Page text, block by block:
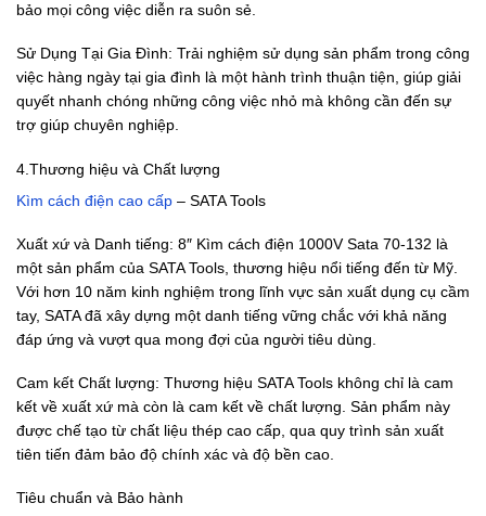
bảo mọi công việc diễn ra suôn sẻ.
Sử Dụng Tại Gia Đình: Trải nghiệm sử dụng sản phẩm trong công
việc hàng ngày tại gia đình là một hành trình thuận tiện, giúp giải
quyết nhanh chóng những công việc nhỏ mà không cần đến sự
trợ giúp chuyên nghiệp.
4.Thương hiệu và Chất lượng
Kìm cách điện cao cấp – SATA Tools
Xuất xứ và Danh tiếng: 8″ Kìm cách điện 1000V Sata 70-132 là
một sản phẩm của SATA Tools, thương hiệu nổi tiếng đến từ Mỹ.
Với hơn 10 năm kinh nghiệm trong lĩnh vực sản xuất dụng cụ cầm
tay, SATA đã xây dựng một danh tiếng vững chắc với khả năng
đáp ứng và vượt qua mong đợi của người tiêu dùng.
Cam kết Chất lượng: Thương hiệu SATA Tools không chỉ là cam
kết về xuất xứ mà còn là cam kết về chất lượng. Sản phẩm này
được chế tạo từ chất liệu thép cao cấp, qua quy trình sản xuất
tiên tiến đảm bảo độ chính xác và độ bền cao.
Tiêu chuẩn và Bảo hành